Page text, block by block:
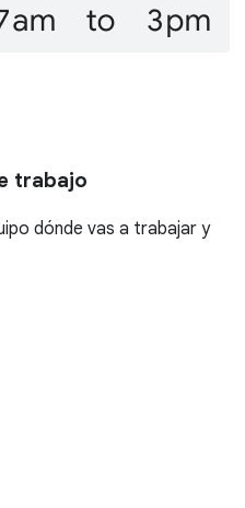
trabajo
dónde vas a trabajar y